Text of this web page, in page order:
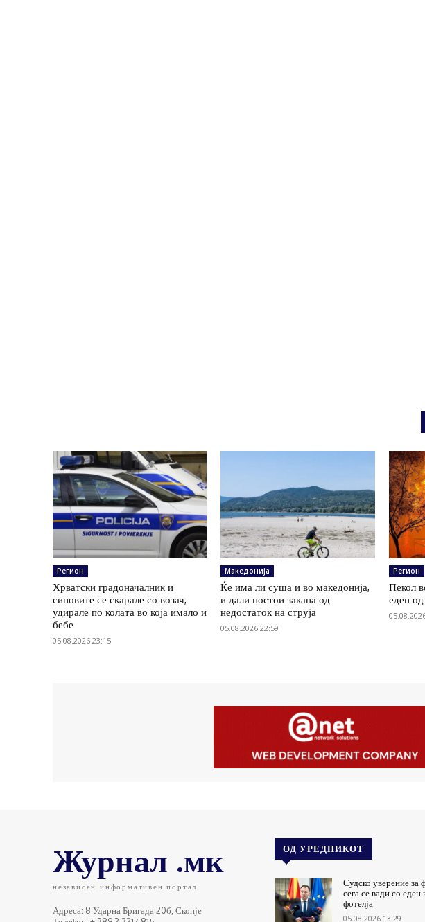
Регион
Хрватски градоначалник и
синовите се скарале со возач,
удирале по колата во која имало и
бебе
05.08.2026 23:15
Македонија
Ќе има ли суша и во македонија,
и дали постои закана од
недостаток на струја
05.08.2026 22:59
Регион
Пекол
еден
Журнал .мк
независен информативен портал
Адреса: 8 Ударна Бригада 20б, Скопје
ОД УРЕДНИКОТ
Судско уверение за
сега се вади со еден
фотелја
05.08.2026 13:29